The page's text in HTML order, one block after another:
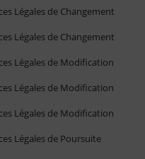
Légales de Changement
Légales de Changement
Légales de Modification
Légales de Modification
Légales de Modification
Légales de Poursuite